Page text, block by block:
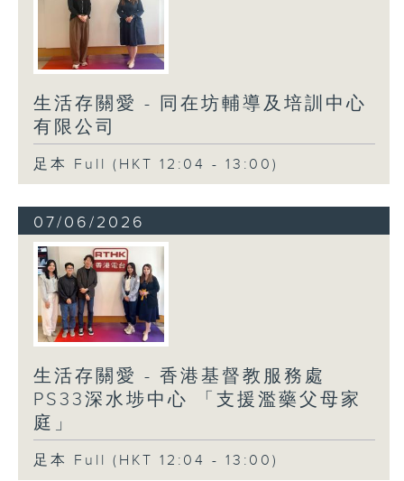
生活存關愛 - 同在坊輔導及培訓中心
有限公司
足本 Full (HKT 12:04 - 13:00)
07/06/2026
生活存關愛 - 香港基督教服務處
PS33深水埗中心 「支援濫藥父母家
庭」
足本 Full (HKT 12:04 - 13:00)